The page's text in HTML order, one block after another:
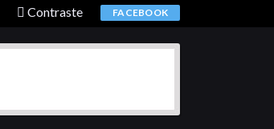
Contraste FACEBOOK